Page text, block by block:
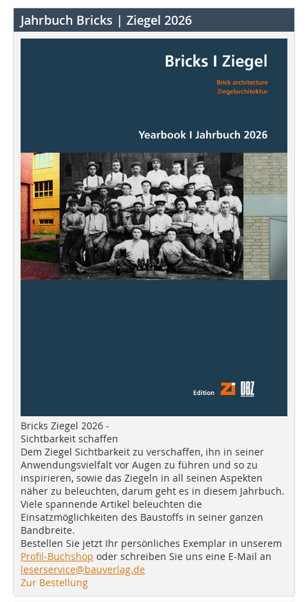
Jahrbuch Bricks | Ziegel 2026
Bricks Ziegel 2026 -
Sichtbarkeit schaffen
Dem Ziegel Sichtbarkeit zu verschaffen, ihn in seiner
Anwendungsvielfalt vor Augen zu führen und so zu
inspirieren, sowie das Ziegeln in all seinen Aspekten
näher zu beleuchten, darum geht es in diesem Jahrbuch.
Viele spannende Artikel beleuchten die
Einsatzmöglichkeiten des Baustoffs in seiner ganzen
Bandbreite.
Bestellen Sie jetzt Ihr persönliches Exemplar in unserem
Profil-Buchshop oder schreiben Sie uns eine E-Mail an
leserservice@bauverlag.de
Zur Bestellung